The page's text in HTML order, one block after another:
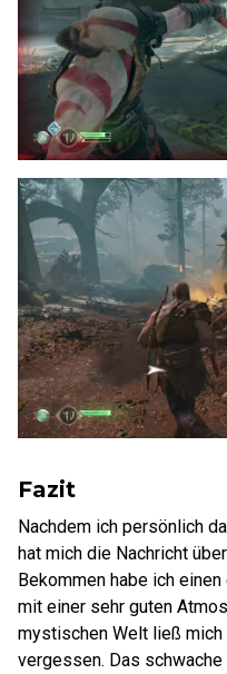
Fazit
Nachdem ich persönlich
hat mich die Nachricht
Bekommen habe ich
mit einer sehr guten
mystischen Welt ließ mich
vergessen. Das